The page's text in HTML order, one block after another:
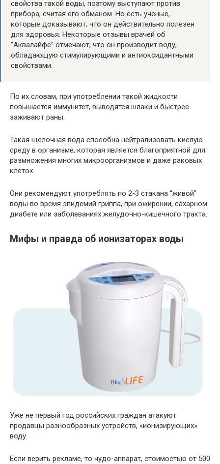
свойства такой воды, поэтому выступают против
прибора, считая его обманом. Но есть ученые,
которые доказывают, что он действительно полезен
для здоровья. Некоторые отзывы врачей об
“Аквалайфе” отмечают, что он производит воду,
обладающую стимулирующими и антиоксидантными
свойствами.
По их словам, при употреблении такой жидкости
повышается иммунитет, выводятся шлаки и быстрее
заживают раны.
Такая щелочная вода способна нейтрализовать кислую
среду в организме, которая является благоприятной для
размножения многих микроорганизмов и даже раковых
клеток.
Они рекомендуют употреблять по 2-3 стакана “живой”
воды во время эпидемий гриппа, при ожирении, сахарном
диабете или заболеваниях желудочно-кишечного тракта.
Мифы и правда об ионизаторах воды
Уже не первый год российских граждан атакуют
продавцы разнообразных устройств, «ионизирующих»
воду.
Если верить рекламе, то чудо-аппарат, стоимостью от 500